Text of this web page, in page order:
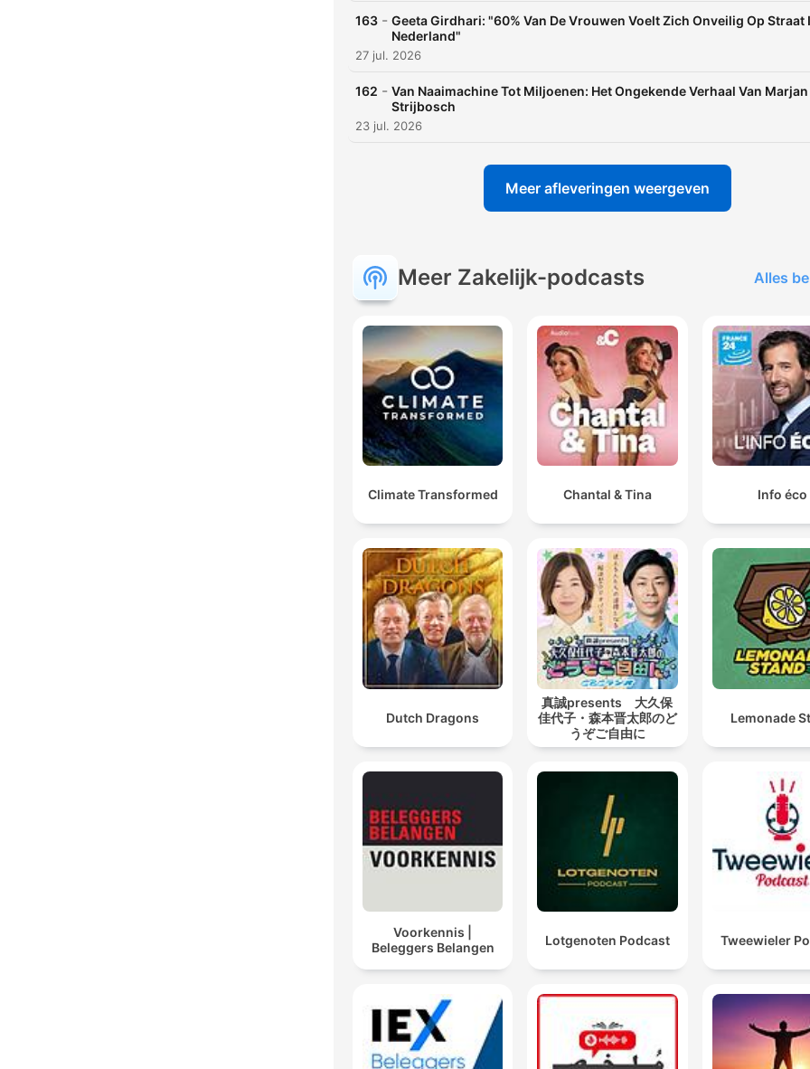
163 - Geeta Girdhari: "60% Van De Vrouwen Voelt Zich Onveilig Op Straat
Nederland"
27 jul. 2026
162 - Van Naaimachine Tot Miljoenen: Het Ongekende Verhaal Van Marjan
Strijbosch
23 jul. 2026
Meer afleveringen weergeven
Meer Zakelijk-podcasts Alles
Climate Transformed Chantal & Tina Info éco
Dutch Dragons
真誠presents 大久保
佳代子・森本晋太郎のど
うぞご自由に
Lemonade
Voorkennis |
Beleggers Belangen
Lotgenoten Podcast Tweewieler